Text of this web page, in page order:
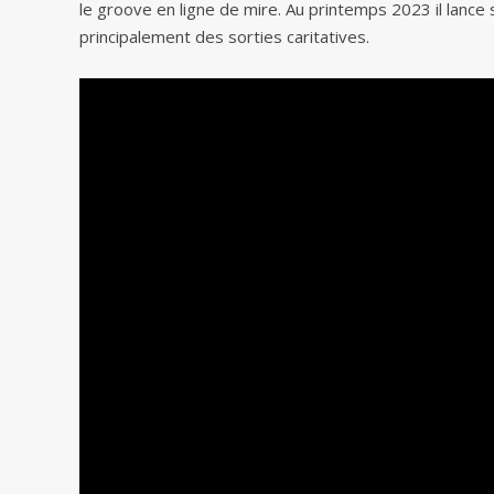
le groove en ligne de mire. Au printemps 2023 il
principalement des sorties caritatives.